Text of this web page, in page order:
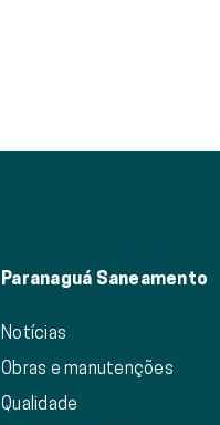
Paranaguá Saneamento
Notícias
Obras e manutenções
Qualidade